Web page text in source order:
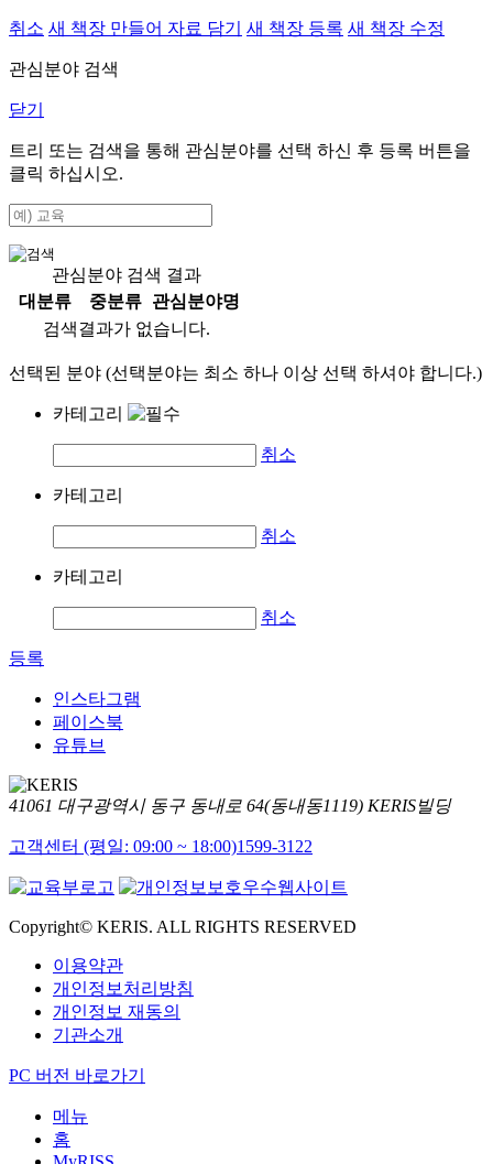
취소 새 책장 만들어 자료 담기 새 책장 등록 새 책장 수정
관심분야 검색
닫기
트리 또는 검색을 통해 관심분야를 선택 하신 후 등록 버튼을
클릭 하십시오.
관심분야 검색 결과
대분류
중분류
관심분야명
검색결과가 없습니다.
선택된 분야 (선택분야는 최소 하나 이상 선택 하셔야 합니다.)
카테고리
취소
카테고리
취소
카테고리
취소
등록
인스타그램
페이스북
유튜브
41061 대구광역시 동구 동내로 64(동내동1119) KERIS빌딩
고객센터 (평일: 09:00 ~ 18:00)1599-3122
Copyright© KERIS. ALL RIGHTS RESERVED
이용약관
개인정보처리방침
개인정보 재동의
기관소개
PC 버전 바로가기
메뉴
홈